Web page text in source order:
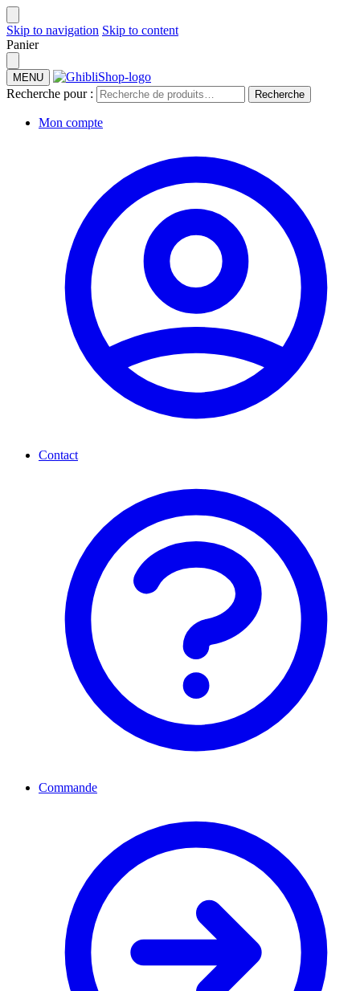
Skip to navigation Skip to content
Panier
MENU
Recherche pour : Recherche
Mon compte
Contact
Commande